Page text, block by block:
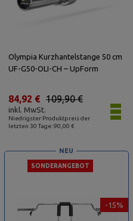
Olympia Kurzhantelstange 50 cm
UF-G50-OLI-CH – UpForm
Niedrigster Produktpreis der
letzten 30 Tage: 90,00 €
109,90 €
84,92 €
inkl. MwSt.
-15%
SONDERANGEBOT
NEU